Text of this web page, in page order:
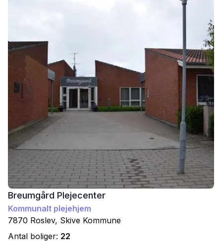
Breumgård Plejecenter
Kommunalt plejehjem
7870 Roslev, Skive Kommune
Antal boliger: 22